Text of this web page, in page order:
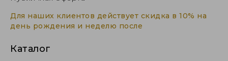
Для наших клиентов действует скидка в 10% на
день рождения и неделю после
Каталог